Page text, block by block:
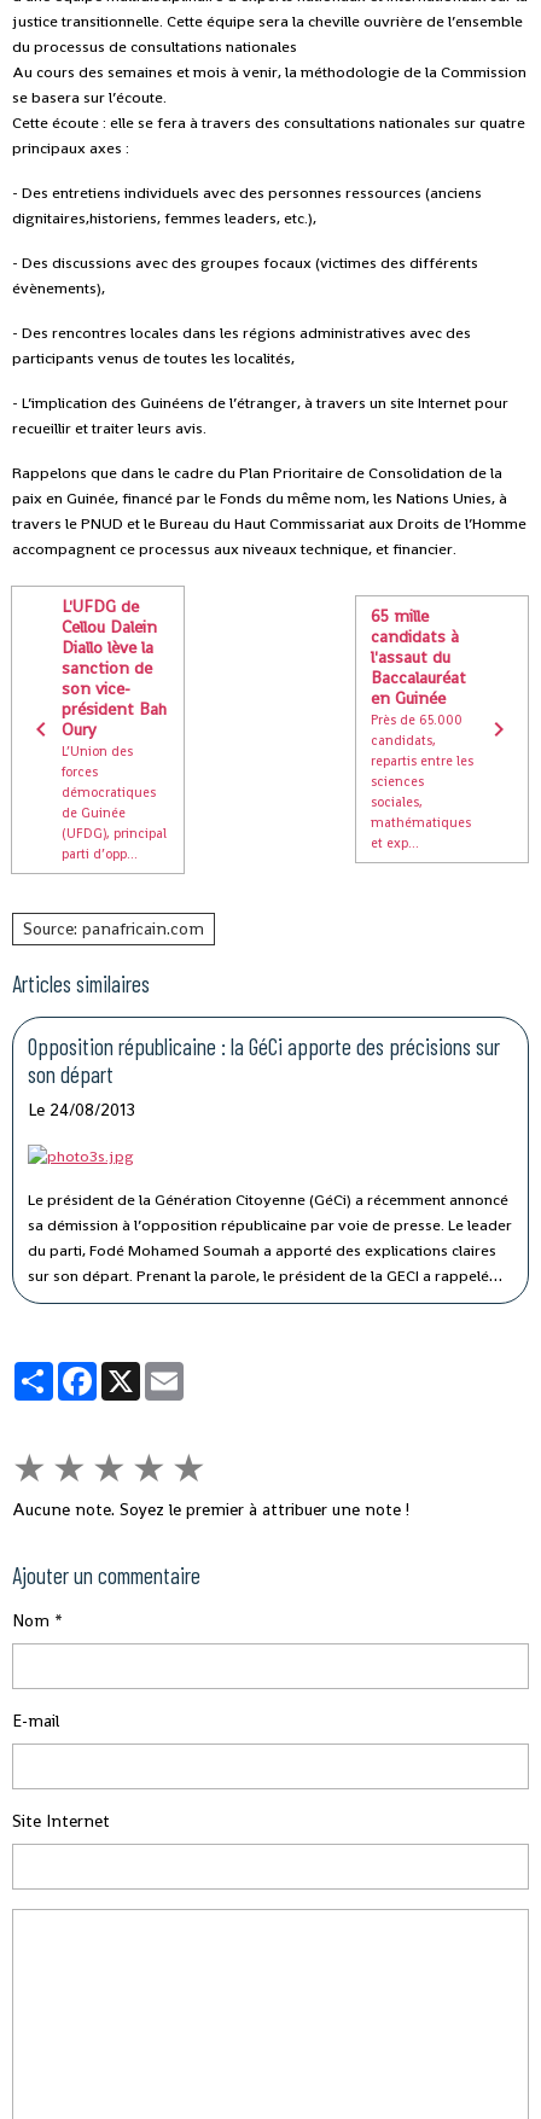
justice transitionnelle. Cette équipe sera la cheville ouvrière de l’ensemble
du processus de consultations nationales
Au cours des semaines et mois à venir, la méthodologie de la Commission
se basera sur l’écoute.
Cette écoute : elle se fera à travers des consultations nationales sur quatre
principaux axes :
- Des entretiens individuels avec des personnes ressources (anciens
dignitaires,historiens, femmes leaders, etc.),
- Des discussions avec des groupes focaux (victimes des différents
évènements),
- Des rencontres locales dans les régions administratives avec des
participants venus de toutes les localités,
- L’implication des Guinéens de l’étranger, à travers un site Internet pour
recueillir et traiter leurs avis.
Rappelons que dans le cadre du Plan Prioritaire de Consolidation de la
paix en Guinée, financé par le Fonds du même nom, les Nations Unies, à
travers le PNUD et le Bureau du Haut Commissariat aux Droits de l’Homme
accompagnent ce processus aux niveaux technique, et financier.
L'UFDG de
Cellou Dalein
Diallo lève la
sanction de
son vice-
président Bah
Oury
L’Union des
forces
démocratiques
de Guinée
(UFDG), principal
parti d’opp...
65 mille
candidats à
l'assaut du
Baccalauréat
en Guinée
Près de 65.000
candidats,
repartis entre les
sciences
sociales,
mathématiques
et exp...
Source: panafricain.com
Articles similaires
Opposition républicaine : la GéCi apporte des précisions sur
son départ
Le 24/08/2013
Le président de la Génération Citoyenne (GéCi) a récemment annoncé
sa démission à l’opposition républicaine par voie de presse. Le leader
du parti, Fodé Mohamed Soumah a apporté des explications claires
sur son départ. Prenant la parole, le président de la GECI a rappelé
que lors du dialogue : « la GECI est parti, a fait des propositions
PartagerFacebook
X
★ ★ ★ ★ ★
Aucune note. Soyez le premier à attribuer une note !
Ajouter un commentaire
Nom
E-mail
Site Internet